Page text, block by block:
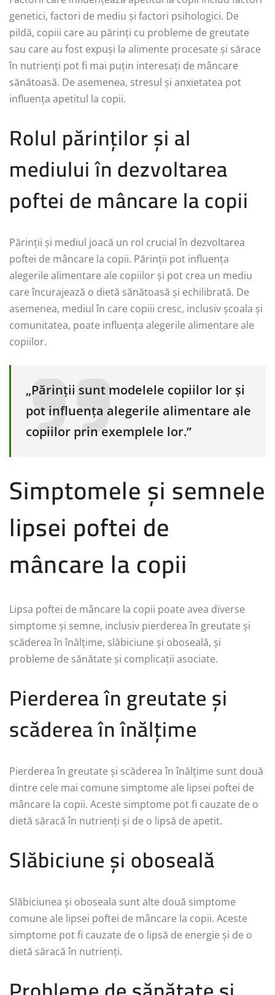
genetici, factori de mediu și factori psihologici. De
pildă, copiii care au părinți cu probleme de greutate
sau care au fost expuși la alimente procesate și sărace
în nutrienți pot fi mai puțin interesați de mâncare
sănătoasă. De asemenea, stresul și anxietatea pot
influența apetitul la copii.
Rolul părinților și al
mediului în dezvoltarea
poftei de mâncare la copii
Părinții și mediul joacă un rol crucial în dezvoltarea
poftei de mâncare la copii. Părinții pot influența
alegerile alimentare ale copiilor și pot crea un mediu
care încurajează o dietă sănătoasă și echilibrată. De
asemenea, mediul în care copiii cresc, inclusiv școala și
comunitatea, poate influența alegerile alimentare ale
copiilor.
„Părinții sunt modelele copiilor lor și
pot influența alegerile alimentare ale
copiilor prin exemplele lor.”
Simptomele și semnele
lipsei poftei de
mâncare la copii
Lipsa poftei de mâncare la copii poate avea diverse
simptome și semne, inclusiv pierderea în greutate și
scăderea în înălțime, slăbiciune și oboseală, și
probleme de sănătate și complicații asociate.
Pierderea în greutate și
scăderea în înălțime
Pierderea în greutate și scăderea în înălțime sunt două
dintre cele mai comune simptome ale lipsei poftei de
mâncare la copii. Aceste simptome pot fi cauzate de o
dietă săracă în nutrienți și de o lipsă de apetit.
Slăbiciune și oboseală
Slăbiciunea și oboseala sunt alte două simptome
comune ale lipsei poftei de mâncare la copii. Aceste
simptome pot fi cauzate de o lipsă de energie și de o
dietă săracă în nutrienți.